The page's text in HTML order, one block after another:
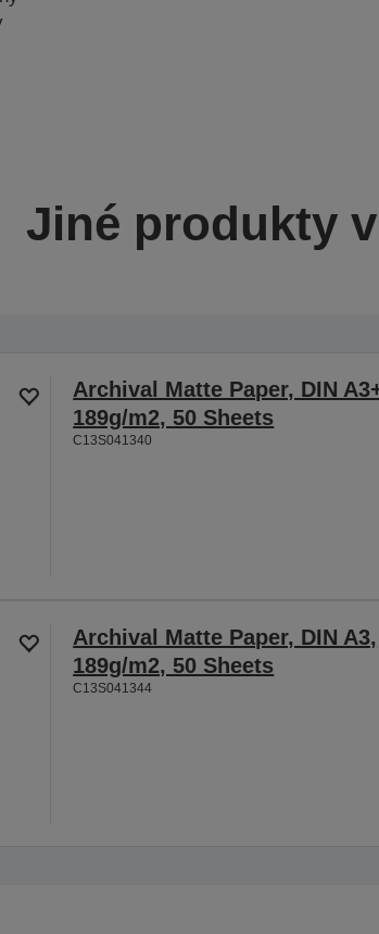
Jiné produkty
Archival Matte Paper, DIN
189g/m2, 50 Sheets
C13S041340
Archival Matte Paper, DIN A3,
189g/m2, 50 Sheets
C13S041344